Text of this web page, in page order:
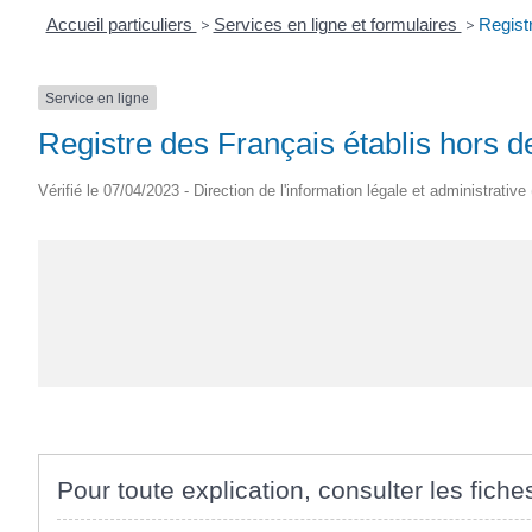
Accueil particuliers > Services en ligne et formulaires >
Service en ligne
Registre des Français établis hors
Vérifié le 07/04/2023 - Direction de l'information légale et administrative
Pour toute explication, consulter les